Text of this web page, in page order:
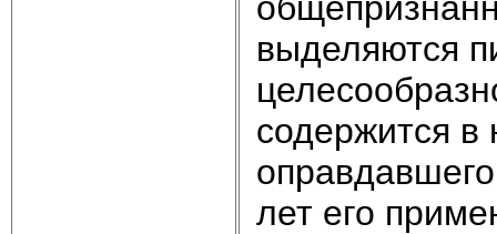
выделяются
содержится
лет его